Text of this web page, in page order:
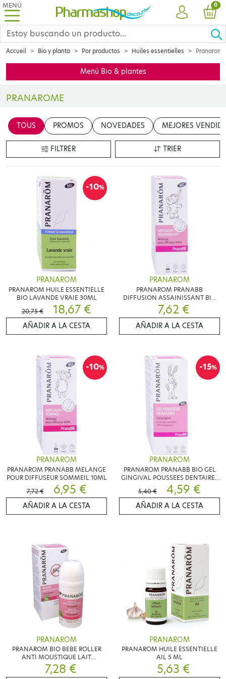
MENÚ
CUENTA
0
Accueil Bio y planta Por productos Huiles essentielles Pranarome
Menú Bio & plantes
PRANAROME
en cliquant sur le bouton "Modifier le contenu"
TOUS PROMOS NOVEDADES MEJORES
FILTRER TRIER
-10%
PRANAROM
PRANAROM HUILE ESSENTIELLE
BIO LAVANDE VRAIE 30ML
20,75 €
18,67 €
AÑADIR A LA CESTA
PRANAROM
PRANAROM PRANABB
DIFFUSION ASSAINISSANT BIO
10ML
7,62 €
AÑADIR A LA CESTA
-10%
PRANAROM
PRANAROM PRANABB MELANGE
POUR DIFFUSEUR SOMMEIL 10ML
7,72 €
6,95 €
AÑADIR A LA CESTA
-15%
PRANAROM
PRANAROM PRANABB BIO GEL
GINGIVAL POUSSEES DENTAIRES
15G
5,40 € 4,59 €
AÑADIR A LA CESTA
PRANAROM
PRANAROM BIO BEBE ROLLER
ANTI MOUSTIQUE LAIT
CORPOREL 30 ML
7,28 €
PRANAROM
PRANAROM HUILE ESSENTIELLE
AIL 5 ML
5,63 €